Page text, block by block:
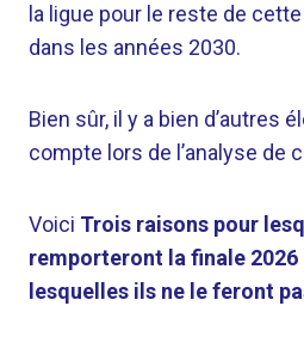
la ligue pour le reste de
dans les années 2030.
Bien sûr, il y a bien d’autres
compte lors de l’analyse de
Voici Trois raisons pour
remporteront la finale
lesquelles ils ne le feront